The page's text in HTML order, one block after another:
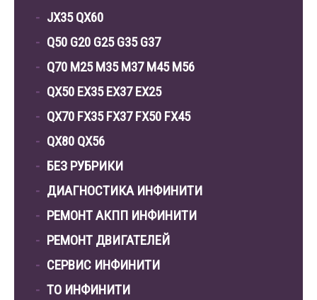
JX35 QX60
Q50 G20 G25 G35 G37
Q70 M25 M35 M37 M45 M56
QX50 EX35 EX37 EX25
QX70 FX35 FX37 FX50 FX45
QX80 QX56
БЕЗ РУБРИКИ
ДИАГНОСТИКА ИНФИНИТИ
РЕМОНТ АКПП ИНФИНИТИ
РЕМОНТ ДВИГАТЕЛЕЙ
СЕРВИС ИНФИНИТИ
ТО ИНФИНИТИ